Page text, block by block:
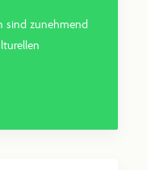
sind zunehmend